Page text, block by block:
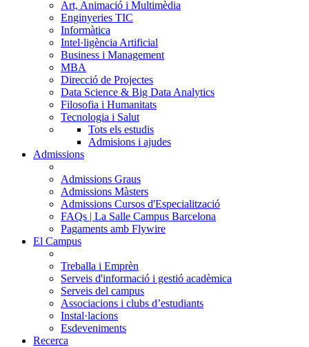
Art, Animació i Multimèdia
Enginyeries TIC
Informàtica
Intel·ligència Artificial
Business i Management
MBA
Direcció de Projectes
Data Science & Big Data Analytics
Filosofia i Humanitats
Tecnologia i Salut
Tots els estudis
Admisions i ajudes
Admissions
Admissions Graus
Admissions Màsters
Admissions Cursos d'Especialització
FAQs | La Salle Campus Barcelona
Pagaments amb Flywire
El Campus
Treballa i Emprèn
Serveis d'informació i gestió acadèmica
Serveis del campus
Associacions i clubs d’estudiants
Instal·lacions
Esdeveniments
Recerca